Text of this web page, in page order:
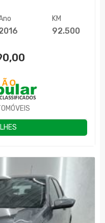
KM
92.500